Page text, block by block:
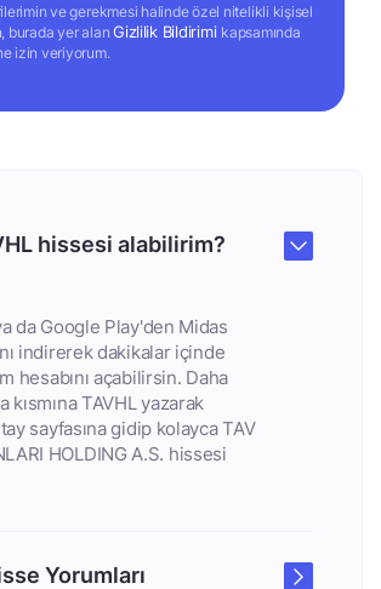
ve gerekmesi halinde özel nitelikli kişisel
burada yer alanGizlilik Bildirimi kapsamında
izin veriyorum.
hissesi alabilirim?
da Google Play'den Midas
indirerek dakikalar içinde
hesabını açabilirsin. Daha
kısmına TAVHL yazarak
sayfasına gidip kolayca TAV
HOLDING A.S. hissesi
Yorumları